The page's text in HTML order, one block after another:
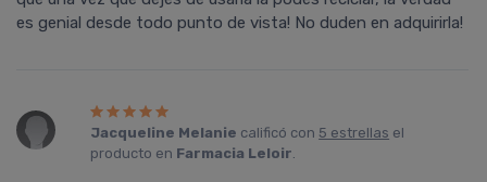
es genial desde todo punto de vista! No duden en adquirirla!
Jacqueline Melanie calificó con 5 estrellas el
producto en Farmacia Leloir.